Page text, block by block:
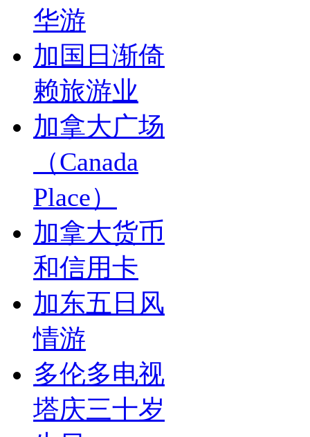
华游
加国日渐倚
赖旅游业
加拿大广场
（Canada
Place）
加拿大货币
和信用卡
加东五日风
情游
多伦多电视
塔庆三十岁